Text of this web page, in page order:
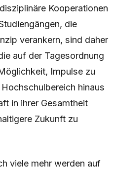
Kooperationen
die
verankern, sind daher
auf der Tagesordnung
Impulse zu
hinaus
in ihrer Gesamtheit
Zukunft zu
viele mehr werden auf